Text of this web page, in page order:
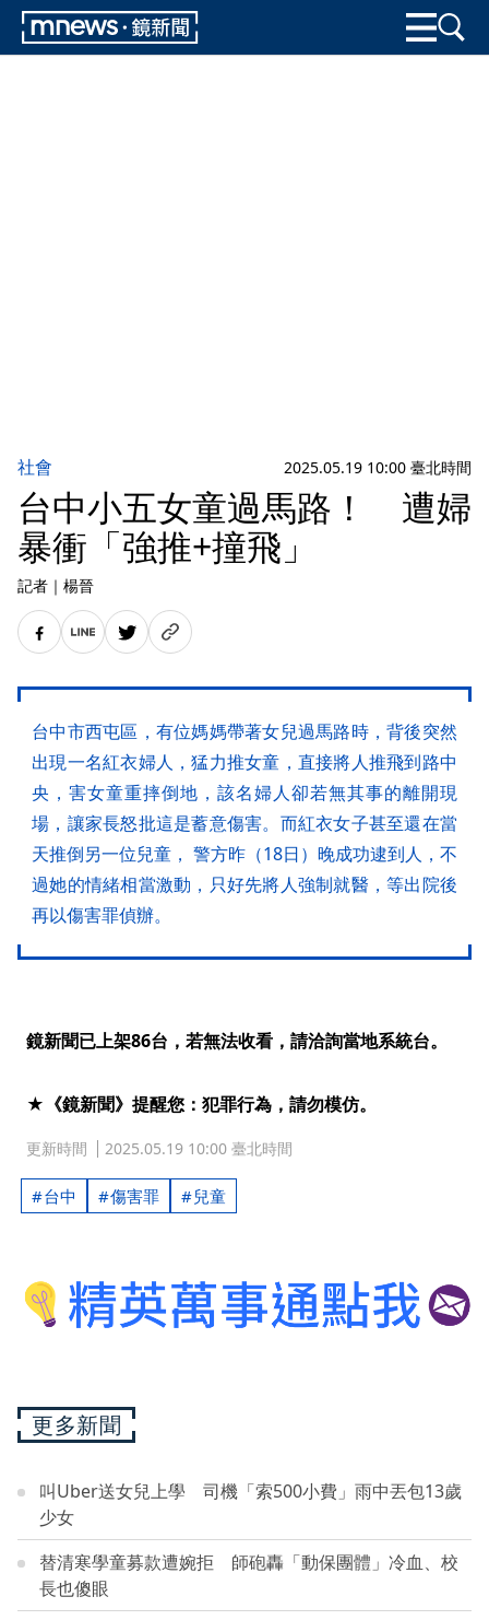
社會 2025.05.19 10:00 臺北時間
台中小五女童過馬路！ 遭婦
暴衝「強推+撞飛」
記者 ｜ 楊晉
台中市西屯區，有位媽媽帶著女兒過馬路時，背後突然
出現一名紅衣婦人，猛力推女童，直接將人推飛到路中
央，害女童重摔倒地，該名婦人卻若無其事的離開現
場，讓家長怒批這是蓄意傷害。而紅衣女子甚至還在當
天推倒另一位兒童， 警方昨（18日）晚成功逮到人，不
過她的情緒相當激動，只好先將人強制就醫，等出院後
再以傷害罪偵辦。
鏡新聞已上架86台，若無法收看，請洽詢當地系統台。
★《鏡新聞》提醒您：犯罪行為，請勿模仿。
更新時間 2025.05.19 10:00 臺北時間
台中 傷害罪 兒童
更多新聞
叫Uber送女兒上學 司機「索500小費」雨中丟包13歲
少女
替清寒學童募款遭婉拒 師砲轟「動保團體」冷血、校
長也傻眼